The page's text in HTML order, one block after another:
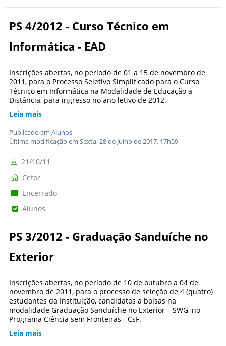
PS 4/2012 - Curso Técnico em
Informática - EAD
Inscrições abertas, no período de 01 a 15 de novembro de
2011, para o Processo Seletivo Simplificado para o Curso
Técnico em Informática na Modalidade de Educação a
Distância, para ingresso no ano letivo de 2012.
Leia mais
Publicado em Alunos
Última modificação em Sexta, 28 de Julho de 2017, 17h59
21/10/11
Cefor
Encerrado
Alunos
PS 3/2012 - Graduação Sanduíche no
Exterior
Inscrições abertas, no período de 10 de outubro a 04 de
novembro de 2011, para o processo de seleção de 4 (quatro)
estudantes da Instituição, candidatos a bolsas na
modalidade Graduação Sanduíche no Exterior – SWG, no
Programa Ciência sem Fronteiras - CsF.
Leia mais